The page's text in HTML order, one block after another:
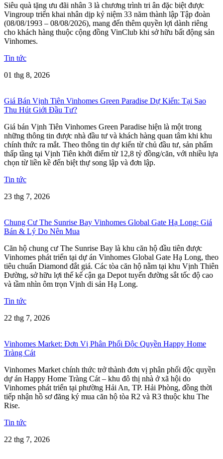
Siêu quà tặng ưu đãi nhân 3 là chương trình tri ân đặc biệt được
Vingroup triển khai nhân dịp kỷ niệm 33 năm thành lập Tập đoàn
(08/08/1993 – 08/08/2026), mang đến thêm quyền lợi dành riêng
cho khách hàng thuộc cộng đồng VinClub khi sở hữu bất động sản
Vinhomes.
Tin tức
01 thg 8, 2026
Giá Bán Vịnh Tiên Vinhomes Green Paradise Dự Kiến: Tại Sao
Thu Hút Giới Đầu Tư?
Giá bán Vịnh Tiên Vinhomes Green Paradise hiện là một trong
những thông tin được nhà đầu tư và khách hàng quan tâm khi khu
chính thức ra mắt. Theo thông tin dự kiến từ chủ đầu tư, sản phẩm
thấp tầng tại Vịnh Tiên khởi điểm từ 12,8 tỷ đồng/căn, với nhiều lựa
chọn từ liền kề đến biệt thự song lập và đơn lập.
Tin tức
23 thg 7, 2026
Chung Cư The Sunrise Bay Vinhomes Global Gate Hạ Long: Giá
Bán & Lý Do Nên Mua
Căn hộ chung cư The Sunrise Bay là khu căn hộ đầu tiên được
Vinhomes phát triển tại dự án Vinhomes Global Gate Hạ Long, theo
tiêu chuẩn Diamond đắt giá. Các tòa căn hộ nằm tại khu Vịnh Thiên
Đường, sở hữu lợi thế kế cận ga Depot tuyến đường sắt tốc độ cao
và tầm nhìn ôm trọn Vịnh di sản Hạ Long.
Tin tức
22 thg 7, 2026
Vinhomes Market: Đơn Vị Phân Phối Độc Quyền Happy Home
Tràng Cát
Vinhomes Market chính thức trở thành đơn vị phân phối độc quyền
dự án Happy Home Tràng Cát – khu đô thị nhà ở xã hội do
Vinhomes phát triển tại phường Hải An, TP. Hải Phòng, đồng thời
tiếp nhận hồ sơ đăng ký mua căn hộ tòa R2 và R3 thuộc khu The
Rise.
Tin tức
22 thg 7, 2026